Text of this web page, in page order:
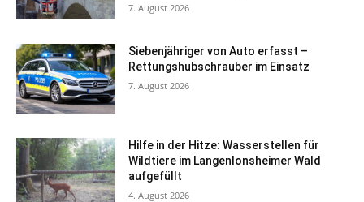
7. August 2026
Siebenjähriger von Auto erfasst –
Rettungshubschrauber im Einsatz
7. August 2026
Hilfe in der Hitze: Wasserstellen für
Wildtiere im Langenlonsheimer Wald
aufgefüllt
4. August 2026